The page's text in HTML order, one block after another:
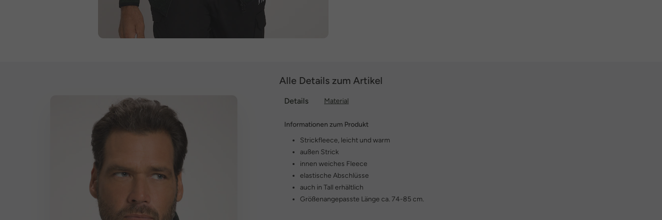
Alle Details zum Artikel
Details Material
Informationen zum Produkt
Strickfleece, leicht und warm
außen Strick
innen weiches Fleece
elastische Abschlüsse
auch in Tall erhältlich
Größenangepasste Länge ca. 74-85 cm.